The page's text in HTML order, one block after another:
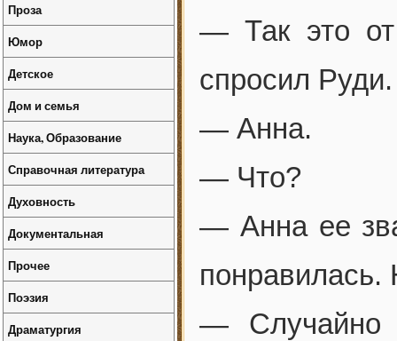
— Так это
спросил Руди.
— Анна.
— Что?
— Анна ее
понравилась.
— Случайно
Проза
Юмор
Детское
Дом и семья
Наука, Образование
Справочная литература
Духовность
Документальная
Прочее
Поэзия
Драматургия